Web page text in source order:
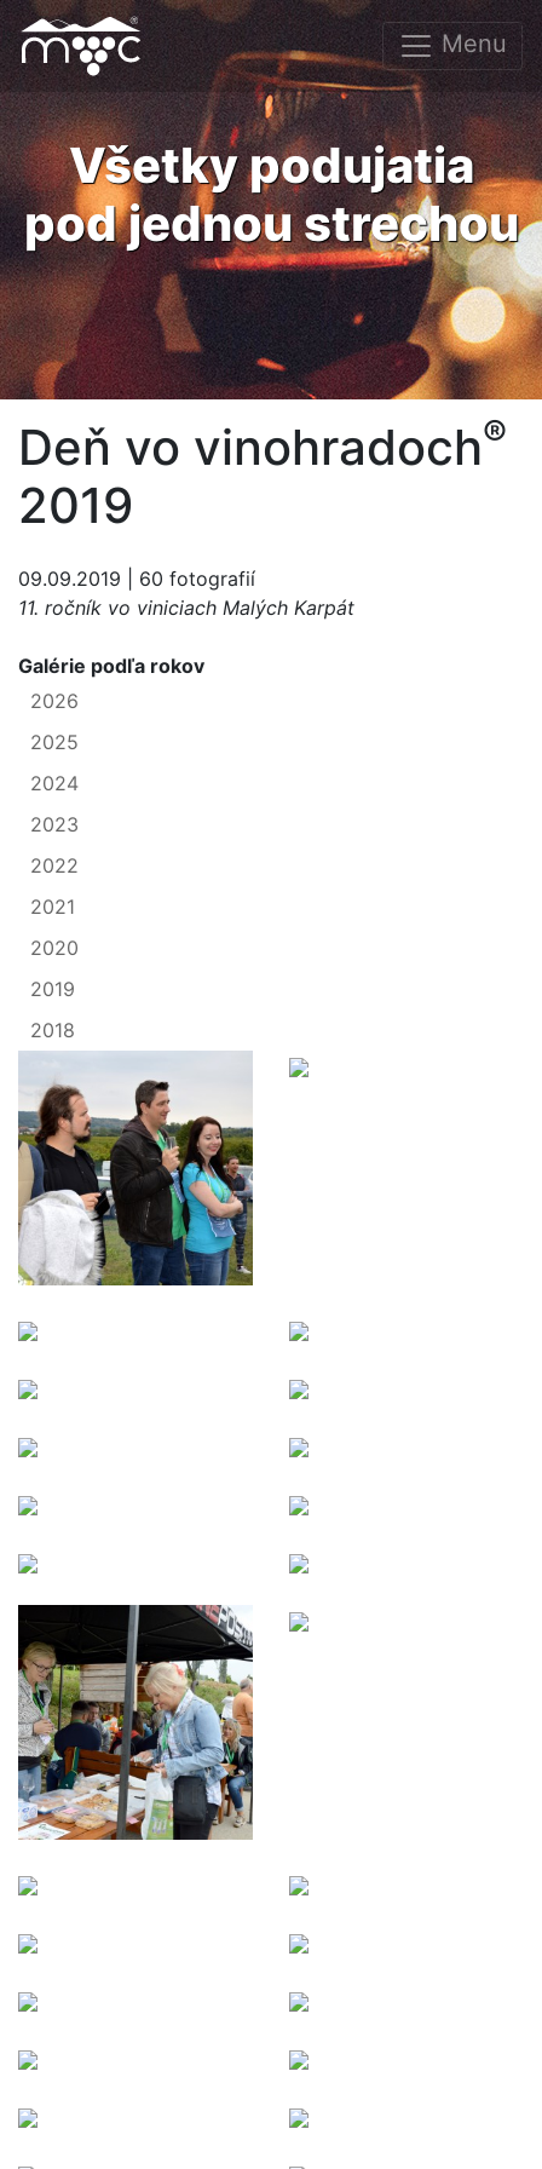
Menu
Všetky podujatia
pod jednou strechou
Deň vo vinohradoch®
2019
09.09.2019 | 60 fotografií
11. ročník vo viniciach Malých Karpát
Galérie podľa rokov
2026
2025
2024
2023
2022
2021
2020
2019
2018